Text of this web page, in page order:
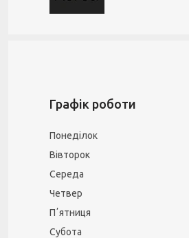
Графік роботи
Понеділок
Вівторок
Середа
Четвер
Пʼятниця
Субота